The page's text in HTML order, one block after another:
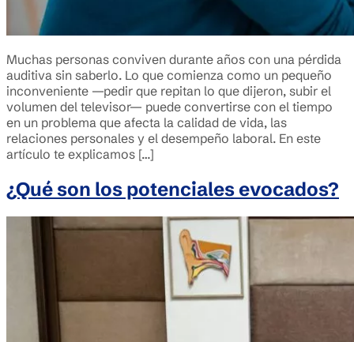
Muchas personas conviven durante años con una pérdida
auditiva sin saberlo. Lo que comienza como un pequeño
inconveniente —pedir que repitan lo que dijeron, subir el
volumen del televisor— puede convertirse con el tiempo
en un problema que afecta la calidad de vida, las
relaciones personales y el desempeño laboral. En este
artículo te explicamos […]
¿Qué son los potenciales evocados?